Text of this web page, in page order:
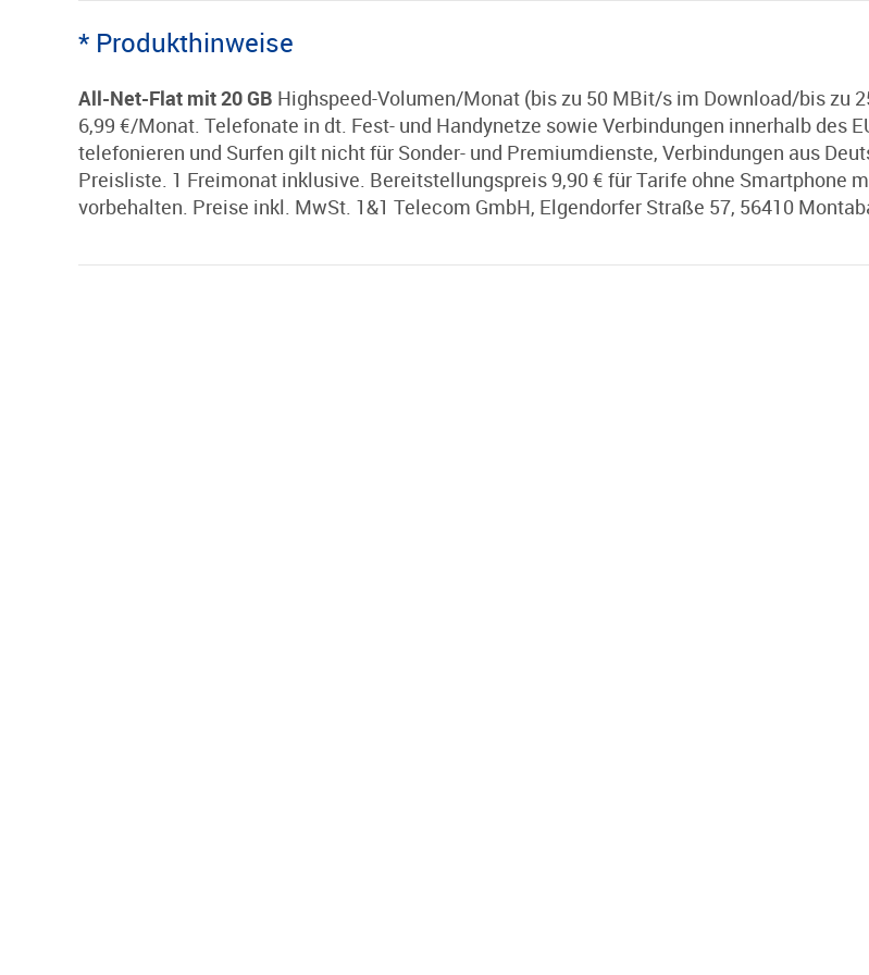
* Produkthinweise
All-Net-Flat mit 20 GB Highspeed-Volumen/Monat (bis zu 50 MBit/s im Download/bis zu
6,99 €/Monat. Telefonate in dt. Fest- und Handynetze sowie Verbindungen innerhalb des
telefonieren und Surfen gilt nicht für Sonder- und Premiumdienste, Verbindungen aus
Preisliste. 1 Freimonat inklusive. Bereitstellungspreis 9,90 € für Tarife ohne Smartphone
vorbehalten. Preise inkl. MwSt. 1&1 Telecom GmbH, Elgendorfer Straße 57, 56410